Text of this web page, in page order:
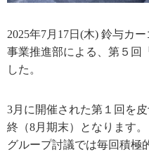
2025年7月17日 (木) 鈴与カ
事業推進部による、第５回
した。
3月に開催された第１回を
終（8月期末）となります。
グループ討議では毎回積極